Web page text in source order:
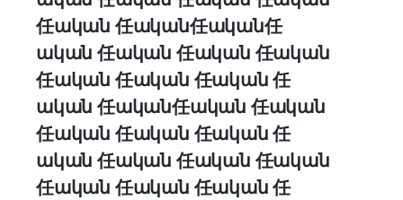
任ական 任ական任ական任
ական 任ական 任ական 任ական
任ական 任ական 任ական 任
ական 任ական任ական 任ական
任ական 任ական 任ական 任
ական 任ական 任ական 任ական
任ական 任ական 任ական 任